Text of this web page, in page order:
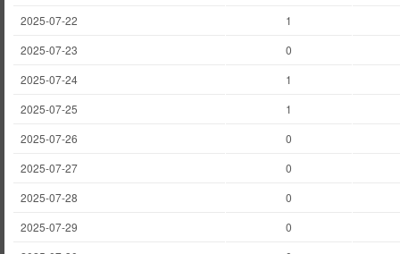
2025-07-22
1
2025-07-23
0
2025-07-24
1
2025-07-25
1
2025-07-26
0
2025-07-27
0
2025-07-28
0
2025-07-29
0